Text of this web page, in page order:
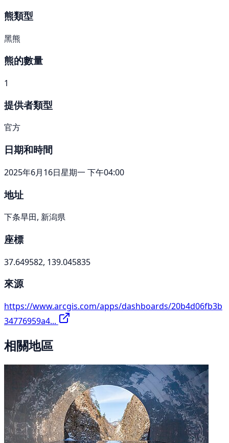
熊類型
黑熊
熊的數量
1
提供者類型
官方
日期和時間
2025年6月16日星期一 下午04:00
地址
下条旱田, 新潟県
座標
37.649582, 139.045835
來源
https://www.arcgis.com/apps/dashboards/20b4d06fb3b
34776959a4...
相關地區